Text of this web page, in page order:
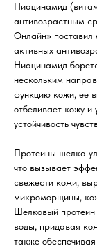
Ниацинамид
антивозрастным
Онлайн» поставил
активных
Ниацинамид
нескольким
функцию кожи, ее
отбеливает кожу
устойчивость
Протеины шелка
что вызывает
свежести кожи,
микроморщины,
Шелковый
воды, придавая
также